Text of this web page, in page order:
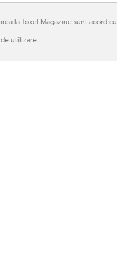
la Toxel Magazine sunt acord cu
de utilizare.